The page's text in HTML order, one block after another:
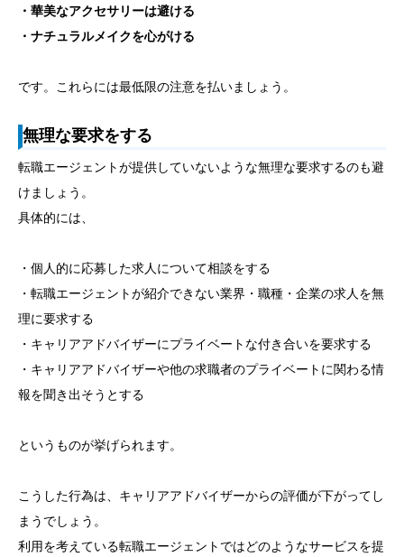
・華美なアクセサリーは避ける
・ナチュラルメイクを心がける
です。これらには最低限の注意を払いましょう。
無理な要求をする
転職エージェントが提供していないような無理な要求するのも避
けましょう。
具体的には、
・個人的に応募した求人について相談をする
・転職エージェントが紹介できない業界・職種・企業の求人を無
理に要求する
・キャリアアドバイザーにプライベートな付き合いを要求する
・キャリアアドバイザーや他の求職者のプライベートに関わる情
報を聞き出そうとする
というものが挙げられます。
こうした行為は、キャリアアドバイザーからの評価が下がってし
まうでしょう。
利用を考えている転職エージェントではどのようなサービスを提